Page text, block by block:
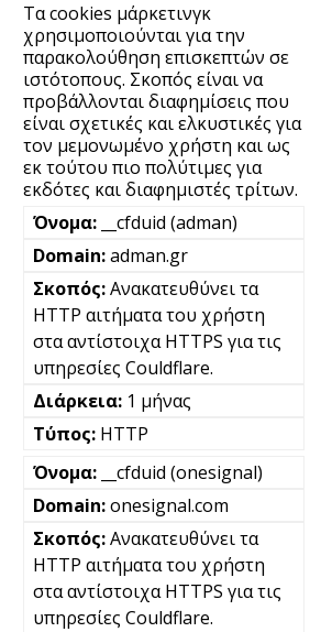
Τα cookies μάρκετινγκ
χρησιμοποιούνται για την
παρακολούθηση επισκεπτών σε
ιστότοπους. Σκοπός είναι να
προβάλλονται διαφημίσεις που
είναι σχετικές και ελκυστικές για
τον μεμονωμένο χρήστη και ως
εκ τούτου πιο πολύτιμες για
εκδότες και διαφημιστές τρίτων.
__cfduid (adman)
adman.gr
Ανακατευθύνει τα
HTTP αιτήματα του χρήστη
στα αντίστοιχα HTTPS για τις
υπηρεσίες Couldflare.
1 μήνας
HTTP
__cfduid (onesignal)
onesignal.com
Ανακατευθύνει τα
HTTP αιτήματα του χρήστη
στα αντίστοιχα HTTPS για τις
υπηρεσίες Couldflare.